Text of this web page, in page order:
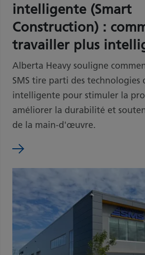
intelligente (Smart
Construction) :
travailler plus
Alberta Heavy souligne
SMS tire parti des technologies
intelligente pour stimuler la
améliorer la durabilité et
de la main-d'œuvre.